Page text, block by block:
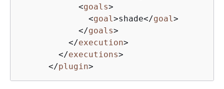
<goals>
<goal >shade</goal >
</goals>
</execution>
</executions>
</plugin>